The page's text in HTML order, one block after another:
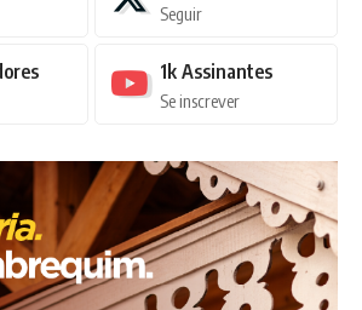
Seguir
1k Assinantes
Se inscrever